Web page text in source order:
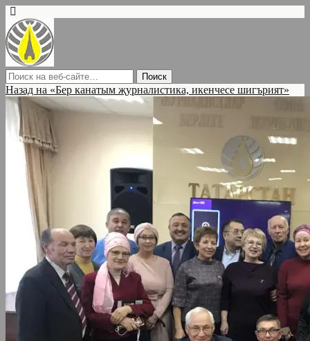
Назад на «Бер канатым җурналистика, икенчесе шигърият»